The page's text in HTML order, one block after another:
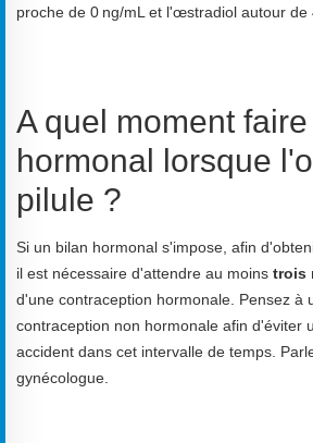
proche de 0 ng/mL et l'œstradiol autour de
A quel moment
hormonal lorsque
pilule ?
Si un bilan hormonal s'impose, afin
il est nécessaire d'attendre au moins trois
d'une contraception hormonale. Pensez à
contraception non hormonale afin d'éviter
accident dans cet intervalle de temps.
gynécologue.